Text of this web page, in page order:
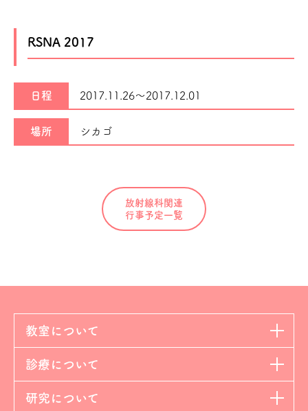
RSNA 2017
日程 2017.11.26～2017.12.01
場所 シカゴ
放射線科関連
行事予定一覧
教室について
診療について
研究について